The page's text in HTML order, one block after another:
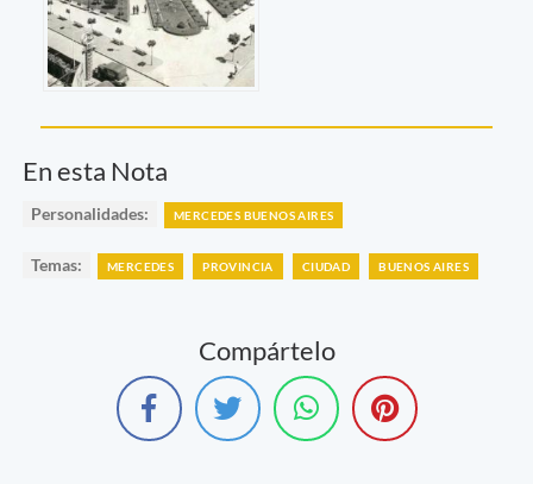
En esta Nota
Personalidades: MERCEDES BUENOS AIRES
Temas: MERCEDES PROVINCIA CIUDAD BUENOS AIRES
Compártelo